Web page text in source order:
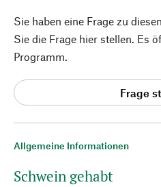
Allgemeine Informationen
Schwein gehabt
Sie haben eine Frage zu
Sie die Frage hier stellen. Es
Programm.
Frage